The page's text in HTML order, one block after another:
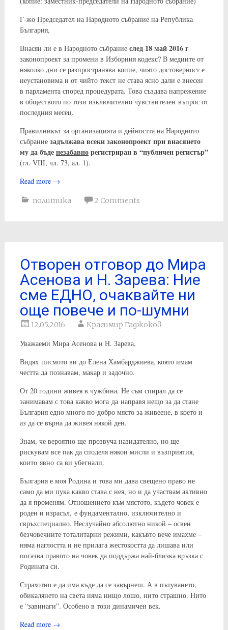
Г-жо Председател на Народното събрание на Република
България,
Внасян ли е в Народното събраниеслед 18 май 2016 г
законопроект за промени в Изборния кодекс? В медиите от
няколко дни се разпространява копие, чиято достоверност е
неустановима и от чийто текст не става ясно дали е внесен
в парламента според процедурата. Това създава напрежение
в обществото по този изключително чувствителен въпрос от
последния месец.
Правилникът за организацията и дейността на Народното
събрание задължава всеки законопроект при внасянето
му да бъденезабавнорегистриран в “публичен регистър”
(гл. VIII, чл. 73, ал. 1).
Read more →
политика 2 Comments
Отворен отговор до Мира
Асенова и Н. Зарева: Ние
сме ЕДНО, очаквайте ни
още повече и по-шумни
12.05.2016 Красимир Гаджоков
Уважаеми Мира Асенова и Н. Зарева,
Видях писмото ви до Елена Хамбарджиева, която имам
честта да познавам, макар и задочно.
От 20 години живея в чужбина. Не съм спирал да се
занимавам с това какво мога да направя нещо за да стане
България едно много по-добро място за живеене, в което и
аз да се върна да живея някой ден.
Знам, че вероятно ще прозвуча назидателно, но ще
рискувам все пак да споделя някои мисли и възприятия,
които явно са ви убегнали.
България е моя Родина и това ми дава свещено право не
само да ми пука какво става с нея, но и да участвам активно
да я променям. Отношението към мястото, където човек е
роден и израсъл, е фундаментално, изключително и
свръхспециално. Неслучайно абсолютно никой – освен
безчовечните тоталитарни режими, какъвто вече имахме –
няма наглостта и не прилага жестокостта да лишава или
погазва правото на човек да поддържа най-близка връзка с
Родината си.
Страхотно е да има къде да се завърнеш. А в пътуването,
обикалянето на света няма нищо лошо, нито страшно. Нито
е “завинаги”. Особено в този динамичен век.
Read more →